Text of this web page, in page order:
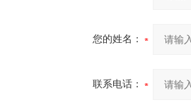
您的姓名：
联系电话：